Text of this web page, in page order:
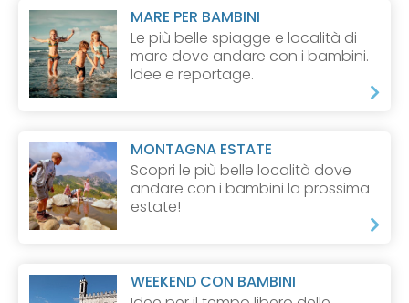
MARE PER BAMBINI
Le più belle spiagge e località di
mare dove andare con i bambini.
Idee e reportage.
MONTAGNA ESTATE
Scopri le più belle località dove
andare con i bambini la prossima
estate!
WEEKEND CON BAMBINI